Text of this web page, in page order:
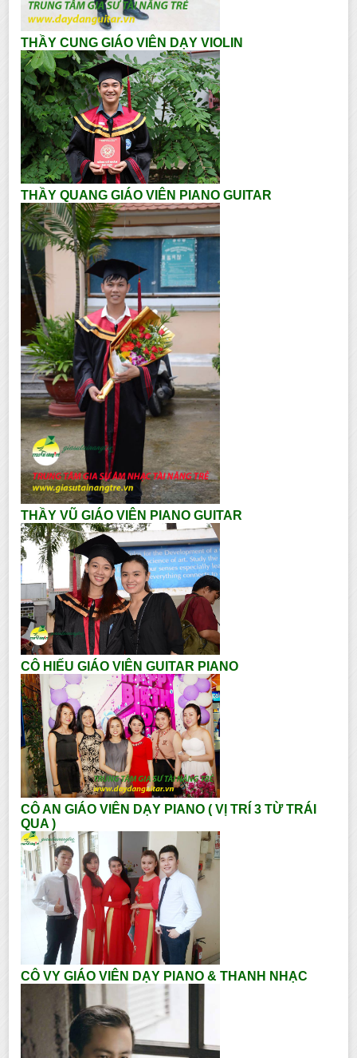
THẦY CUNG GIÁO VIÊN DẠY VIOLIN
THẦY QUANG GIÁO VIÊN PIANO GUITAR
THẦY VŨ GIÁO VIÊN PIANO GUITAR
CÔ HIẾU GIÁO VIÊN GUITAR PIANO
CÔ AN GIÁO VIÊN DẠY PIANO ( VỊ TRÍ 3 TỪ TRÁI
QUA )
CÔ VY GIÁO VIÊN DẠY PIANO & THANH NHẠC